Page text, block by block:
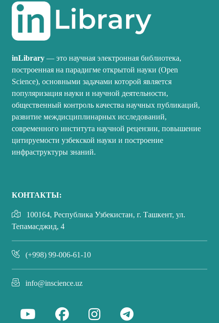
inLibrary — это научная электронная библиотека,
построенная на парадигме открытой науки (Open
Science), основными задачами которой является
популяризация науки и научной деятельности,
общественный контроль качества научных публикаций,
развитие междисциплинарных исследований,
современного института научной рецензии, повышение
цитируемости узбекской науки и построение
инфраструктуры знаний.
КОНТАКТЫ:
100164, Республика Узбекистан, г. Ташкент, ул.
Тепамасджид, 4
(+998) 99-006-61-10
info@inscience.uz